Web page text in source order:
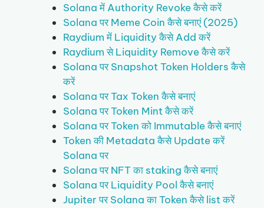
Solana में Authority Revoke कैसे करें
Solana पर Meme Coin कैसे बनाएं (2025)
Raydium में Liquidity कैसे Add करें
Raydium से Liquidity Remove कैसे करें
Solana पर Snapshot Token Holders कैसे
करें
Solana पर Tax Token कैसे बनाएं
Solana पर Token Mint कैसे करें
Solana पर Token को Immutable कैसे बनाएं
Token की Metadata कैसे Update करें
Solana पर
Solana पर NFT का staking कैसे बनाएं
Solana पर Liquidity Pool कैसे बनाएं
Jupiter पर Solana का Token कैसे list करें